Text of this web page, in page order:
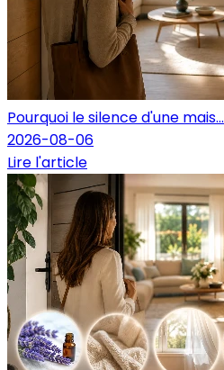
Pourquoi le silence d'une mais...
2026-08-06
Lire l'article